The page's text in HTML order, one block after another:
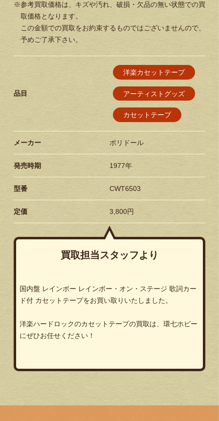
※参考買取価格は、キズや汚れ、破損・欠品の無い状態での買
取価格となります。
この金額での買取をお約束するものではございませんので、
予めご了承下さい。
品目
洋楽カセットテープ
アーティストグッズ
カセットテープ
メーカー ポリドール
発売時期 1977年
型番 CWT6503
定価 3,800円
買取担当スタッフより
国内盤 レインボー レインボー・オン・ステージ 歌詞カー
ド付 カセットテープをお買い取りいたしました。
洋楽ハードロックのカセットテープの買取は、環七ホビー
にぜひお任せください！